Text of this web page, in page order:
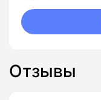
Отзывы